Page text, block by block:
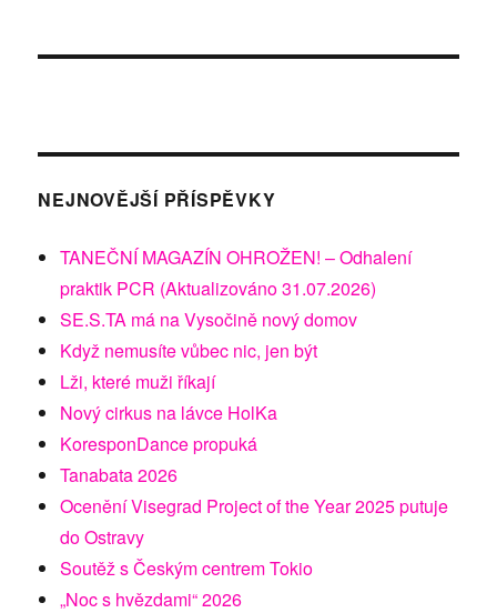
NEJNOVĚJŠÍ PŘÍSPĚVKY
TANEČNÍ MAGAZÍN OHROŽEN! – Odhalení
praktik PCR (Aktualizováno 31.07.2026)
SE.S.TA má na Vysočině nový domov
Když nemusíte vůbec nic, jen být
Lži, které muži říkají
Nový cirkus na lávce HolKa
KoresponDance propuká
Tanabata 2026
Ocenění Visegrad Project of the Year 2025 putuje
do Ostravy
Soutěž s Českým centrem Tokio
„Noc s hvězdami“ 2026